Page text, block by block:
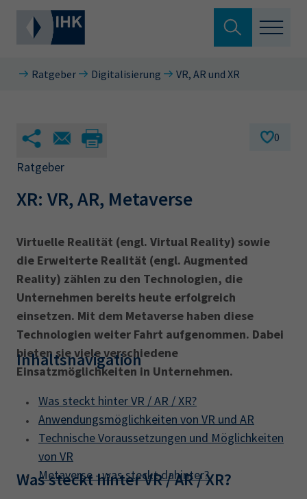
Aus- & Fortbildung
Berufszugang
Ratgeber
Service & Anträge
Über uns
Leichte Sprache
IHK regional
Karriere
Presse
EN
Suche verlassen
Begriffen vorauswählen
34a 34c Ausbildungsvertrag
Fachwirt
AdA
34d
Prüfungstermine
Wirtschaftsfachwirt
34f
Negativerklärung
Sachkundeprüfung
Berichtsheft
Ratgeber Digitalisierung VR, AR und XR
0
Ratgeber
XR: VR, AR, Metaverse
Virtuelle Realität (engl. Virtual Reality) sowie
die Erweiterte Realität (engl. Augmented
Reality) zählen zu den Technologien, die
Unternehmen bereits heute erfolgreich
einsetzen. Mit dem Metaverse haben diese
Technologien weiter Fahrt aufgenommen. Dabei
bieten sie viele verschiedene
Einsatzmöglichkeiten in Unternehmen.
Inhaltsnavigation
Was steckt hinter VR / AR / XR?
Anwendungsmöglichkeiten von VR und AR
Technische Voraussetzungen und Möglichkeiten
von VR
Metaverse - was steckt dahinter?
Was steckt hinter VR / AR / XR?